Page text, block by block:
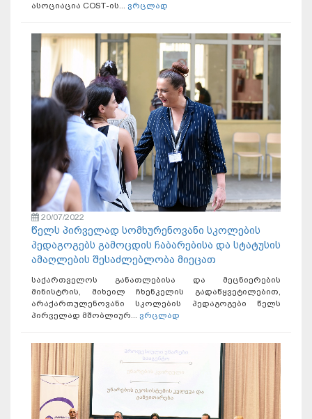
ასოციაცია COST-ის... ვრცლად
20/07/2022
წელს პირველად სომხურენოვანი სკოლების
პედაგოგებს გამოცდის ჩაბარებისა და სტატუსის
ამაღლების შესაძლებლობა მიეცათ
საქართველოს განათლებისა და მეცნიერების
მინისტრის, მიხეილ ჩხენკელის გადაწყვეტილებით,
არაქართულენოვანი სკოლების პედაგოგები წელს
პირველად მშობლიურ... ვრცლად